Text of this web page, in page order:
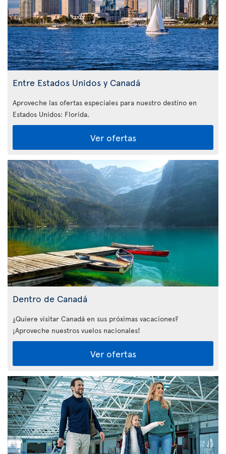
Entre Estados Unidos y Canadá
Aproveche las ofertas especiales para nuestro destino en
Estados Unidos: Florida.
Ver ofertas
Dentro de Canadá
¿Quiere visitar Canadá en sus próximas vacaciones?
¡Aproveche nuestros vuelos nacionales!
Ver ofertas